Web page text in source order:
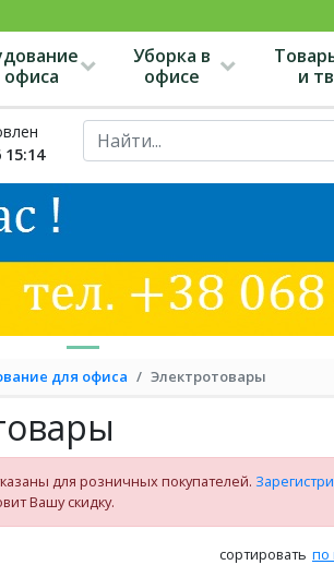
офиса
Уборка в
офисе
и
15:14
для офиса Электротовары
для розничных покупателей.
Вашу скидку.
сортировать по